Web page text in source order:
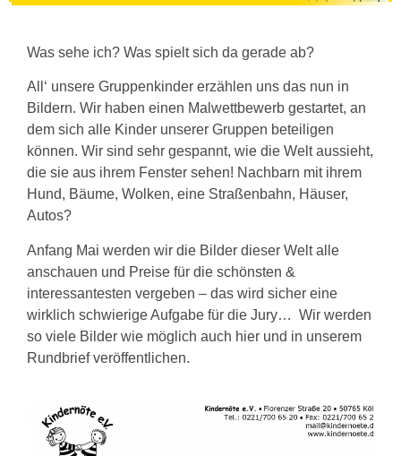
Was sehe ich? Was spielt sich da gerade ab?
All‘ unsere Gruppenkinder erzählen uns das nun in
Bildern. Wir haben einen Malwettbewerb gestartet, an
dem sich alle Kinder unserer Gruppen beteiligen
können. Wir sind sehr gespannt, wie die Welt aussieht,
die sie aus ihrem Fenster sehen! Nachbarn mit ihrem
Hund, Bäume, Wolken, eine Straßenbahn, Häuser,
Autos?
Anfang Mai werden wir die Bilder dieser Welt alle
anschauen und Preise für die schönsten &
interessantesten vergeben – das wird sicher eine
wirklich schwierige Aufgabe für die Jury… Wir werden
so viele Bilder wie möglich auch hier und in unserem
Rundbrief veröffentlichen.